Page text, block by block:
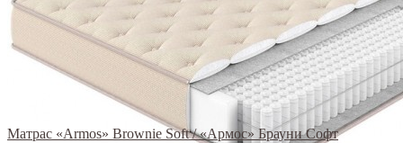
Матрас «Armos» Brownie Soft / «Армос» Брауни Софт